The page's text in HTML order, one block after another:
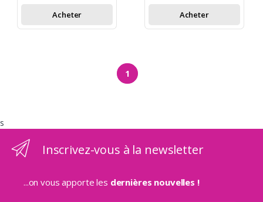
Acheter Acheter
1
s
Inscrivez-vous à la newsletter
...on vous apporte les dernières nouvelles !